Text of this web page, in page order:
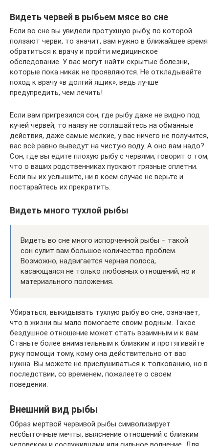
Видеть червей в рыбьем мясе во сне
Если во сне вы увидели протухшую рыбу, по которой
ползают черви, то значит, вам нужно в ближайшее время
обратиться к врачу и пройти медицинское
обследование. У вас могут найти скрытые болезни,
которые пока никак не проявляются. Не откладывайте
поход к врачу «в долгий ящик», ведь лучше
предупредить, чем лечить!
Если вам пригрезился сон, где рыбу даже не видно под
кучей червей, то наяву не соглашайтесь на обманные
действия, даже самые мелкие, у вас ничего не получится,
вас всё равно выведут на чистую воду. А оно вам надо?
Сон, где вы едите плохую рыбу с червями, говорит о том,
что о ваших родственниках пускают грязные сплетни.
Если вы их услышите, ни в коем случае не верьте и
постарайтесь их прекратить.
Видеть много тухлой рыбы
Видеть во сне много испорченной рыбы – такой
сон сулит вам большое количество проблем.
Возможно, надвигается черная полоса,
касающаяся не только любовных отношений, но и
материального положения.
Убираться, выкидывать тухлую рыбу во сне, означает,
что в жизни вы мало помогаете своим родным. Такое
бездушное отношение может стать взаимным и к вам.
Станьте более внимательным к близким и протягивайте
руку помощи тому, кому она действительно от вас
нужна. Вы можете не прислушиваться к толкованию, но в
последствии, со временем, пожалеете о своем
поведении.
Внешний вид рыбы
Образ мертвой червивой рыбы символизирует
несбыточные мечты, выяснение отношений с близким